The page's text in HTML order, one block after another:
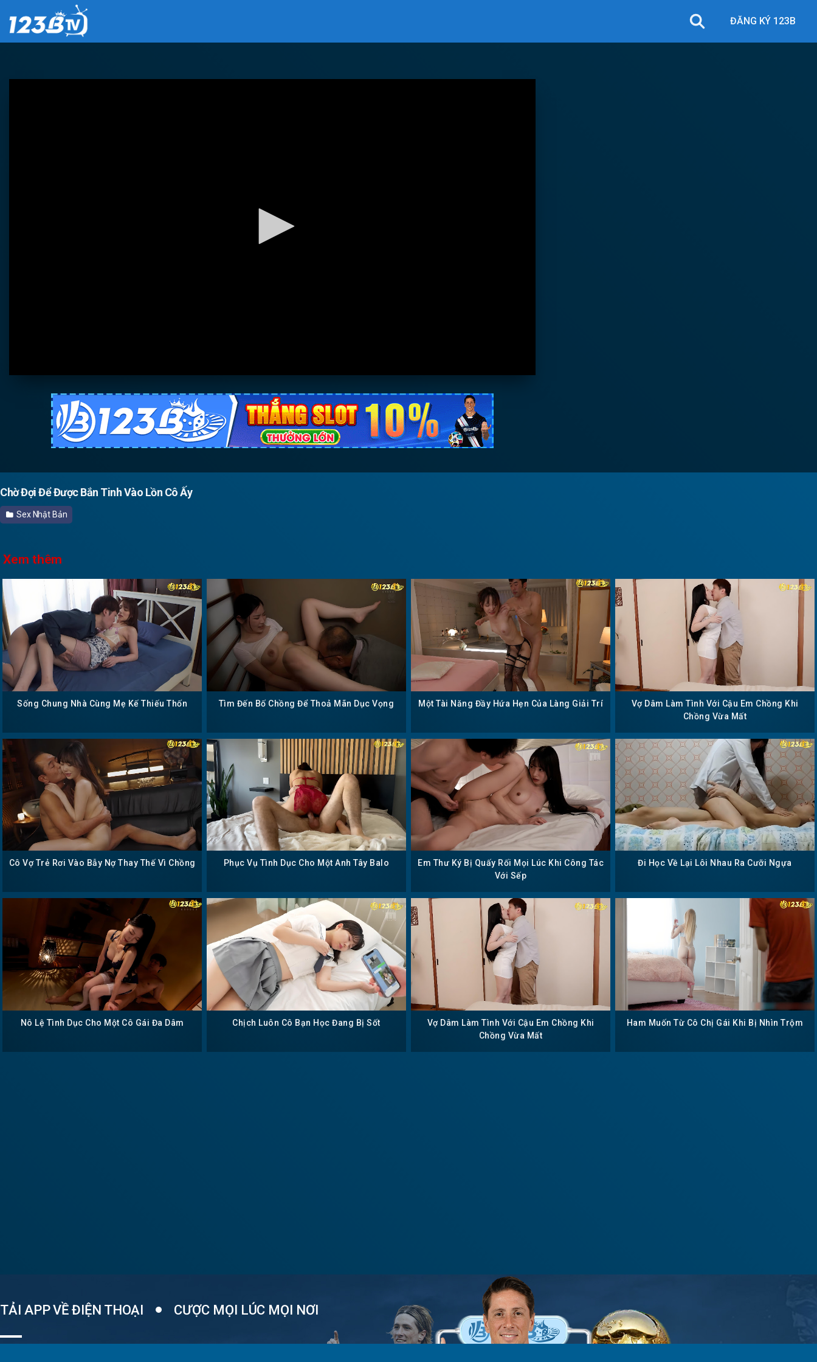
ĐĂNG KÝ 123B
Chờ Đợi Để Được Bắn Tinh Vào Lồn Cô Ấy
Sex Nhật Bản
Xem thêm
Sống Chung Nhà Cùng Mẹ Kế Thiếu Thốn Tìm Đến Bố Chồng Để Thoả Mãn Dục Vọng Một Tài Năng Đầy Hứa Hẹn Của Làng Giải Trí
Vợ Dâm Làm Tình Với Cậu Em Chồng Khi
Chồng Vừa Mất
Cô Vợ Trẻ Rơi Vào Bẫy Nợ Thay Thế Vì Chồng Phục Vụ Tình Dục Cho Một Anh Tây Balo
Em Thư Ký Bị Quấy Rối Mọi Lúc Khi Công Tác
Với Sếp
Đi Học Về Lại Lôi Nhau Ra Cưỡi Ngựa
Nô Lệ Tình Dục Cho Một Cô Gái Đa Dâm Chịch Luôn Cô Bạn Học Đang Bị Sốt
Vợ Dâm Làm Tình Với Cậu Em Chồng Khi
Chồng Vừa Mất
Ham Muốn Từ Cô Chị Gái Khi Bị Nhìn Trộm
TẢI APP VỀ ĐIỆN THOẠI CƯỢC MỌI LÚC MỌI NƠI